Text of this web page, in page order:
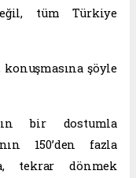
tüm Türkiye
konuşmasına şöyle
bir dostumla
150’den fazla
tekrar dönmek